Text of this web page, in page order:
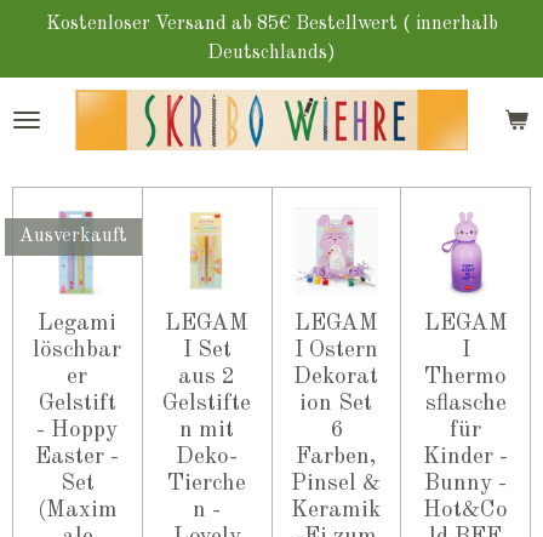
Zum
springen
Kostenloser Versand ab 85€ Bestellwert ( innerhalb
Deutschlands)
Ausverkauft
Legami
löschbar
er
Gelstift
- Hoppy
Easter -
Set
(Maxim
LEGAM
I Set
aus 2
Gelstifte
n mit
Deko-
Tierche
n -
LEGAM
I Ostern
Dekorat
ion Set
6
Farben,
Pinsel &
Keramik
LEGAM
I
Thermo
sflasche
für
Kinder -
Bunny -
Hot&Co